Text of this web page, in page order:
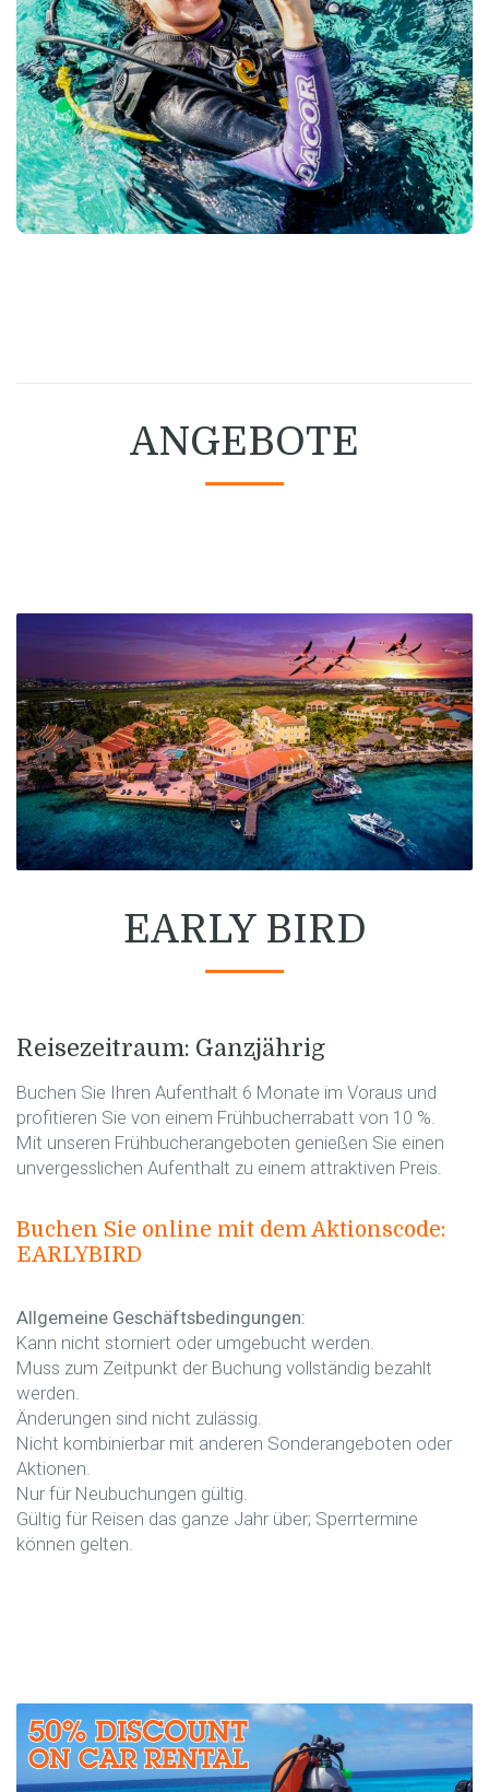
All inclusive IDC: $3625
Complete IDC: $3100
Base IDC: $1750
Mehr info
ANGEBOTE
EARLY BIRD
Reisezeitraum: Ganzjährig
Buchen Sie Ihren Aufenthalt 6 Monate im Voraus und
profitieren Sie von einem Frühbucherrabatt von 10 %.
Mit unseren Frühbucherangeboten genießen Sie einen
unvergesslichen Aufenthalt zu einem attraktiven Preis.
Buchen Sie online mit dem Aktionscode:
EARLYBIRD
Allgemeine Geschäftsbedingungen:
Kann nicht storniert oder umgebucht werden.
Muss zum Zeitpunkt der Buchung vollständig bezahlt
werden.
Änderungen sind nicht zulässig.
Nicht kombinierbar mit anderen Sonderangeboten oder
Aktionen.
Nur für Neubuchungen gültig.
Gültig für Reisen das ganze Jahr über; Sperrtermine
können gelten.